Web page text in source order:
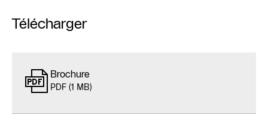
Télécharger
Brochure
PDF (1 MB)